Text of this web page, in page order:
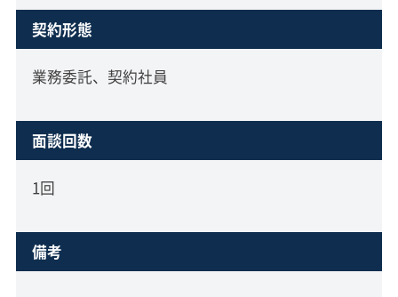
契約形態
業務委託、契約社員
面談回数
1回
備考